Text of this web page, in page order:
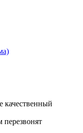
качественный